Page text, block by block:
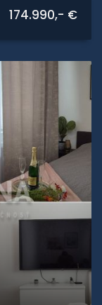
174.990,- €